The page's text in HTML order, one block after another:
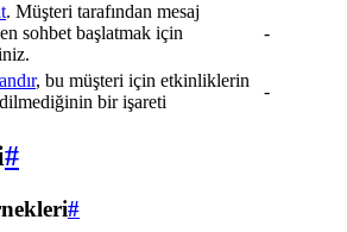
. Müşteri tarafından mesaj
sohbet başlatmak için
-
, bu müşteri için etkinliklerin
bir işareti
-
#
#